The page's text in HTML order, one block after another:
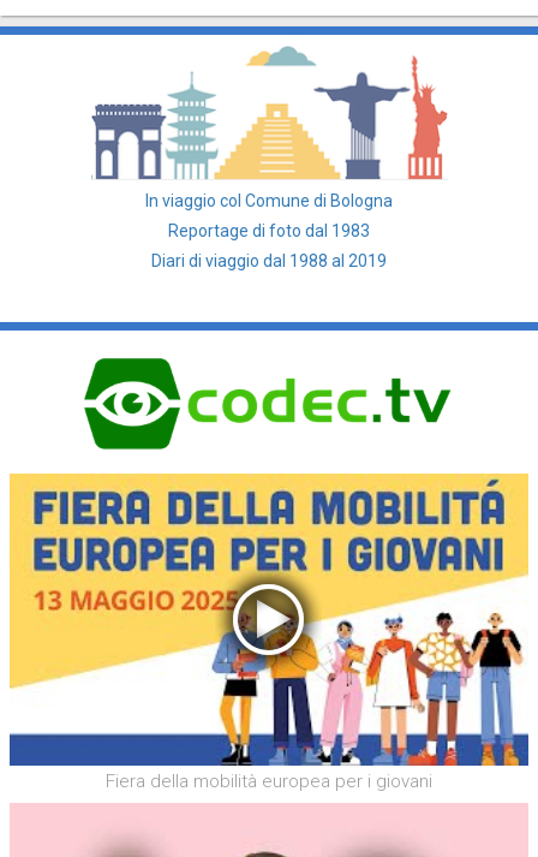
In viaggio col Comune di Bologna
Reportage di foto dal 1983
Diari di viaggio dal 1988 al 2019
Fiera della mobilità europea per i giovani